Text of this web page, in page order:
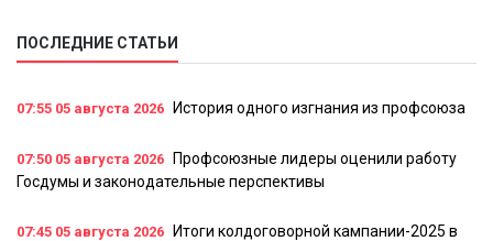
ПОСЛЕДНИЕ СТАТЬИ
07:55 05 августа 2026 История одного изгнания из профсоюза
07:50 05 августа 2026
Профсоюзные лидеры оценили работу
Госдумы и законодательные перспективы
07:45 05 августа 2026
Итоги колдоговорной кампании-2025 в